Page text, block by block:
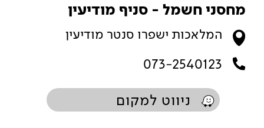
מחסני חשמל - סניף מודיעין
המלאכות ישפרו סנטר מודיעין
073-2540123
ניווט למקום